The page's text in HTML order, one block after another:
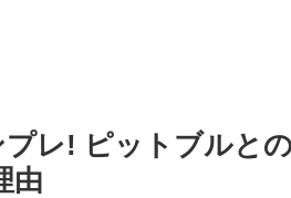
レ! ピットブルと
由